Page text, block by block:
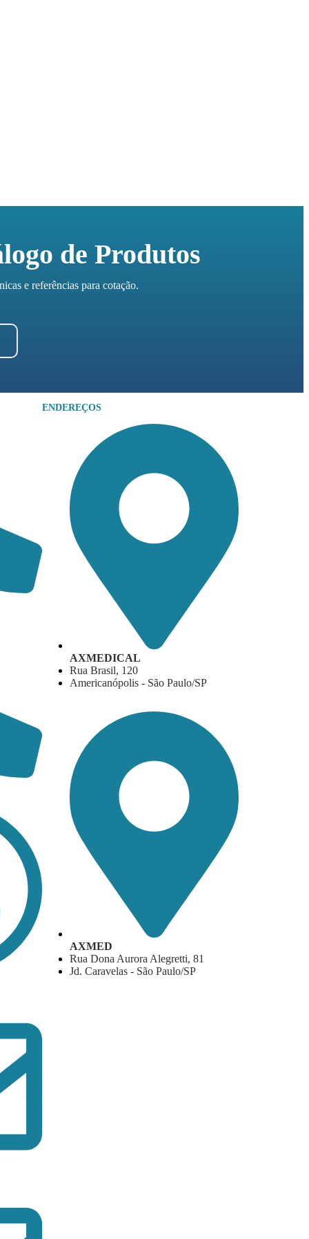
de Produtos
e referências para cotação.
ENDEREÇOS
AXMEDICAL
Rua Brasil, 120
Americanópolis - São Paulo/SP
AXMED
Rua Dona Aurora Alegretti, 81
Jd. Caravelas - São Paulo/SP